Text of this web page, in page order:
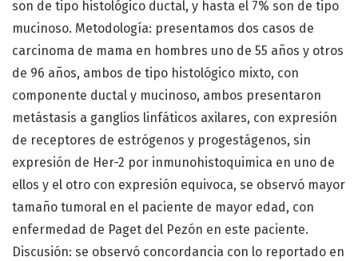
son de tipo histológico ductal, y hasta el 7% son de tipo
mucinoso. Metodología: presentamos dos casos de
carcinoma de mama en hombres uno de 55 años y otros
de 96 años, ambos de tipo histológico mixto, con
componente ductal y mucinoso, ambos presentaron
metástasis a ganglios linfáticos axilares, con expresión
de receptores de estrógenos y progestágenos, sin
expresión de Her-2 por inmunohistoquimica en uno de
ellos y el otro con expresión equivoca, se observó mayor
tamaño tumoral en el paciente de mayor edad, con
enfermedad de Paget del Pezón en este paciente.
Discusión: se observó concordancia con lo reportado en